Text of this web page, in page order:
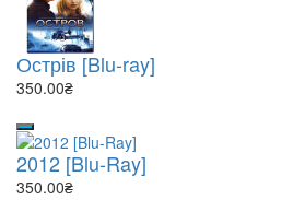
Острів [Blu-ray]
350.00₴
2012 [Blu-Ray]
350.00₴